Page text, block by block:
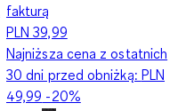
fakturą
PLN 39,99
Najniższa cena z ostatnich
30 dni przed obniżką: PLN
49,99 -20%